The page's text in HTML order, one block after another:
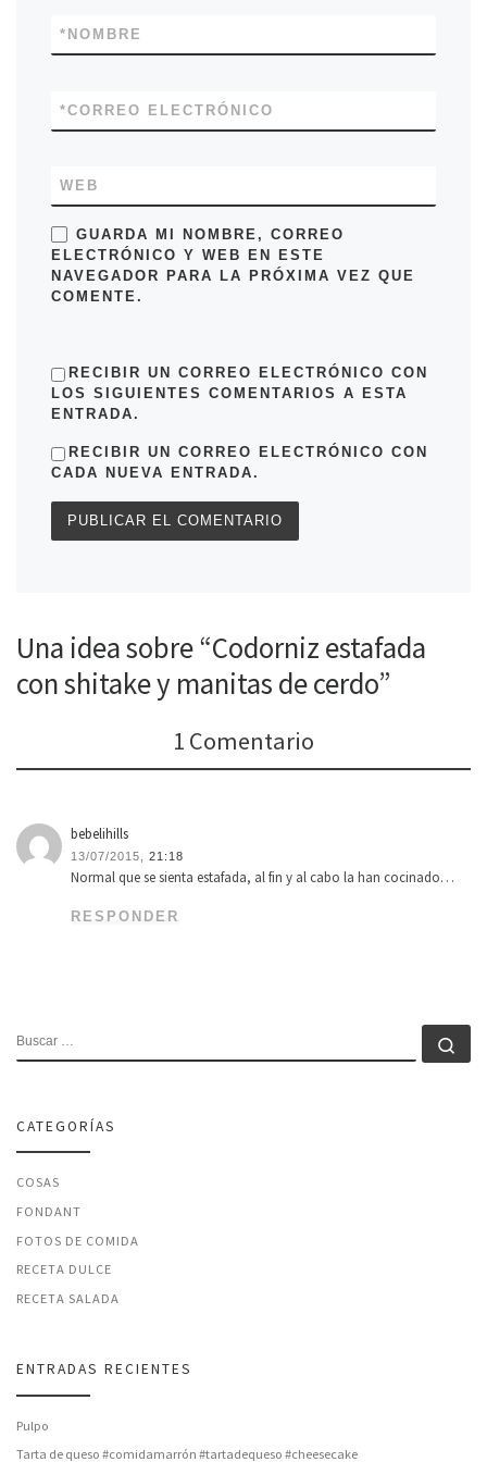
NOMBRE
*
CORREO ELECTRÓNICO
*
WEB
GUARDA MI NOMBRE, CORREO
ELECTRÓNICO Y WEB EN ESTE
NAVEGADOR PARA LA PRÓXIMA VEZ QUE
COMENTE.
RECIBIR UN CORREO ELECTRÓNICO CON
LOS SIGUIENTES COMENTARIOS A ESTA
ENTRADA.
RECIBIR UN CORREO ELECTRÓNICO CON
CADA NUEVA ENTRADA.
Una idea sobre “Codorniz estafada
con shitake y manitas de cerdo”
1 Comentario
bebelihills
13/07/2015, 21:18
Normal que se sienta estafada, al fin y al cabo la han cocinado…
RESPONDER
BUSCAR
CATEGORÍAS
COSAS
FONDANT
FOTOS DE COMIDA
RECETA DULCE
RECETA SALADA
ENTRADAS RECIENTES
Pulpo
Tarta de queso #comidamarrón #tartadequeso #cheesecake